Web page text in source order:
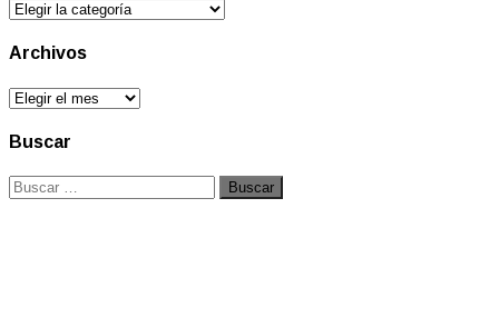
Categorías
Archivos
Archivos
Buscar
Buscar: